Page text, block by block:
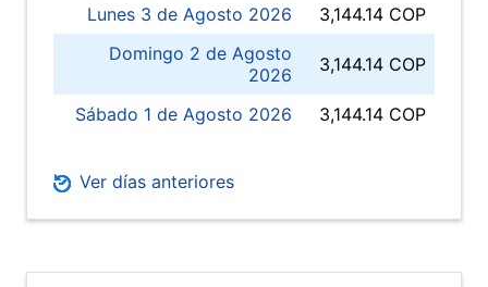
Lunes 3 de Agosto 2026
3,144.14 COP
Domingo 2 de Agosto
2026
3,144.14 COP
Sábado 1 de Agosto 2026 3,144.14 COP
Ver días anteriores